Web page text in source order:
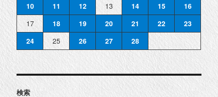
10
11 12 13 14 15
16
17
18 19 20 21 22
23
24
25 26 27 28
検索